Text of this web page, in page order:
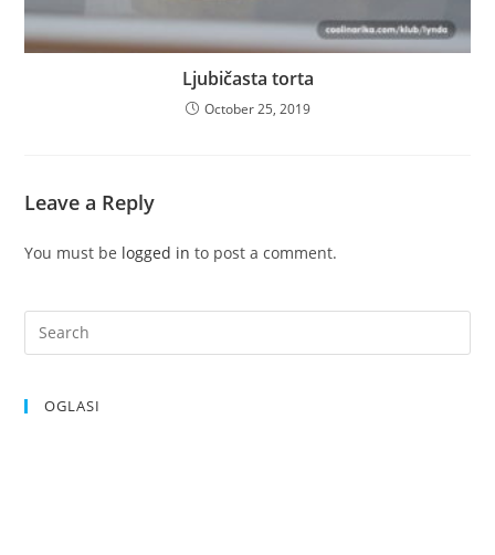
Ljubičasta torta
October 25, 2019
Leave a Reply
You must be logged in to post a comment.
OGLASI